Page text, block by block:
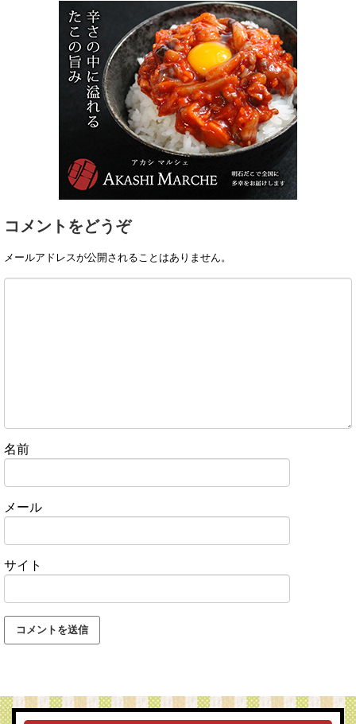
コメントをどうぞ
メールアドレスが公開されることはありません。
名前
メール
サイト